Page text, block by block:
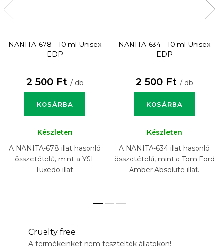
NANITA-678 - 10 ml Unisex
EDP
2 500 Ft / db
KOSÁRBA
Készleten
A NANITA-678 illat hasonló
összetételű, mint a YSL
Tuxedo illat.
NANITA-634 - 10 ml Unisex
EDP
2 500 Ft / db
KOSÁRBA
Készleten
A NANITA-634 illat hasonló
összetételű, mint a Tom Ford
Amber Absolute illat.
Cruelty free
A termékeinket nem tesztelték állatokon!